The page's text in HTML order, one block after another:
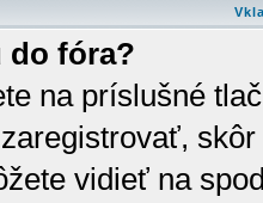
do fóra?
na príslušné
vidieť na